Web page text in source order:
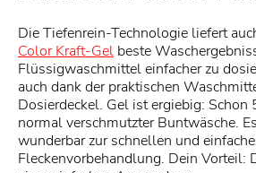
Die Tiefenrein-Technologie liefert
Color Kraft-Gel beste
Flüssigwaschmittel einfacher zu
auch dank der praktischen
Dosierdeckel. Gel ist ergiebig: Schon
normal verschmutzter Buntwäsche.
wunderbar zur schnellen und
Fleckenvorbehandlung. Dein Vorteil: